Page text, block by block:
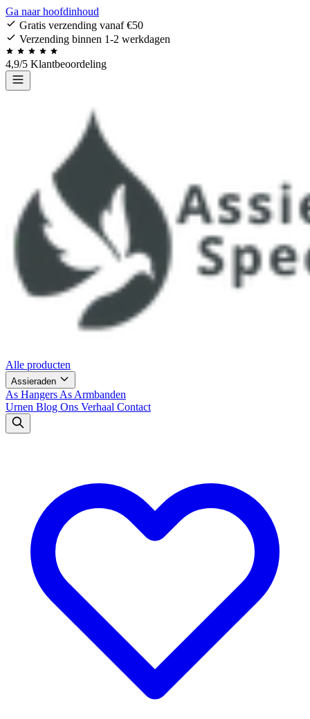
Ga naar hoofdinhoud
Gratis verzending vanaf €50
Verzending binnen 1-2 werkdagen
4,9/5 Klantbeoordeling
Alle producten
Assieraden
As Hangers As Armbanden
Urnen Blog Ons Verhaal Contact